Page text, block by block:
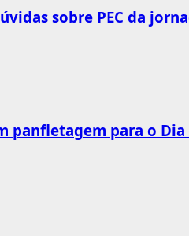
sobre PEC da
panfletagem para o